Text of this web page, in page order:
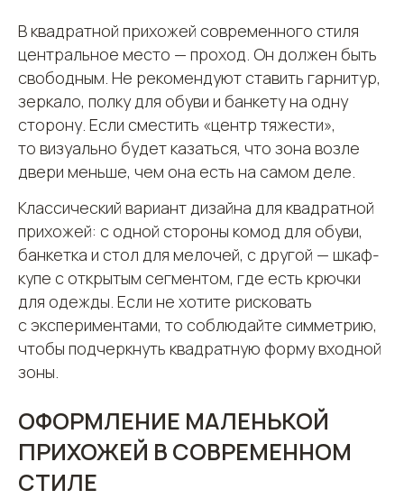
В квадратной прихожей современного стиля
центральное место — проход. Он должен быть
свободным. Не рекомендуют ставить гарнитур,
зеркало, полку для обуви и банкету на одну
сторону. Если сместить «центр тяжести»,
то визуально будет казаться, что зона возле
двери меньше, чем она есть на самом деле.
Классический вариант дизайна для квадратной
прихожей: с одной стороны комод для обуви,
банкетка и стол для мелочей, с другой — шкаф-
купе с открытым сегментом, где есть крючки
для одежды. Если не хотите рисковать
с экспериментами, то соблюдайте симметрию,
чтобы подчеркнуть квадратную форму входной
зоны.
ОФОРМЛЕНИЕ МАЛЕНЬКОЙ
ПРИХОЖЕЙ В СОВРЕМЕННОМ
СТИЛЕ